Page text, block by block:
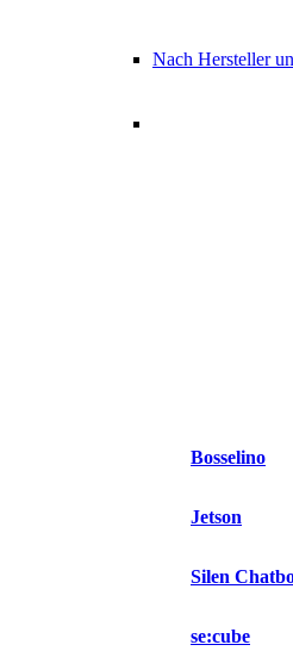
Nach Hersteller
Bosselino
Jetson
Silen
se:cube